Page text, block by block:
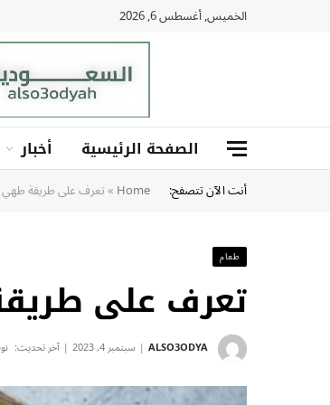
الخميس, أغسطس 6, 2026
الصفحة الرئيسية أخبار
أنت الآن تتصفح: Home
»تعرف على طريقة طهي
طعام
تعرف على
ALSO3ODYA سبتمبر 4, 2023 آخر تحديث: